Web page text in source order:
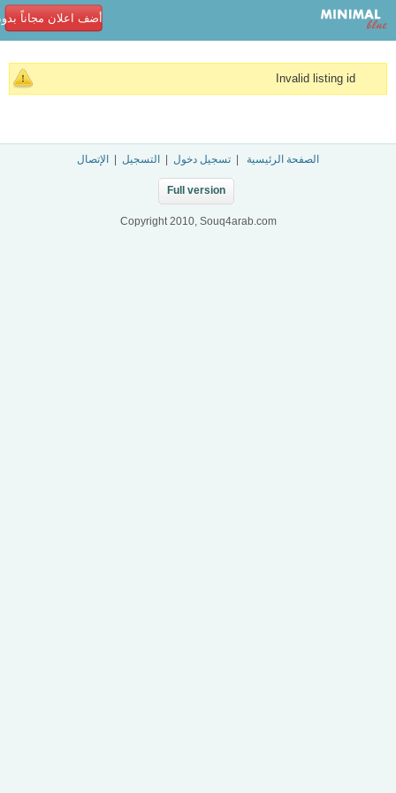
أضف اعلان مجاناً
Invalid listing id
الصفحة الرئيسية تسجيل دخول التسجيل الإتصال
Full version
Copyright 2010, Souq4arab.com